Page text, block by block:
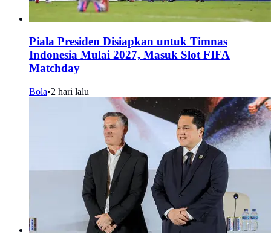
Piala Presiden Disiapkan untuk Timnas
Indonesia Mulai 2027, Masuk Slot FIFA
Matchday
Bola•2 hari lalu